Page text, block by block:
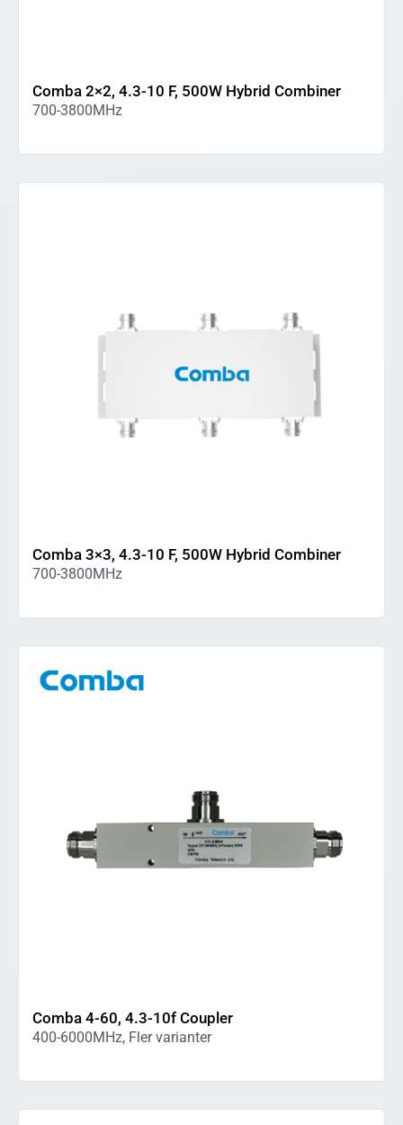
Comba 2×2, 4.3-10 F, 500W Hybrid Combiner
700-3800MHz
Comba 3×3, 4.3-10 F, 500W Hybrid Combiner
700-3800MHz
Comba 4-60, 4.3-10f Coupler
400-6000MHz, Fler varianter